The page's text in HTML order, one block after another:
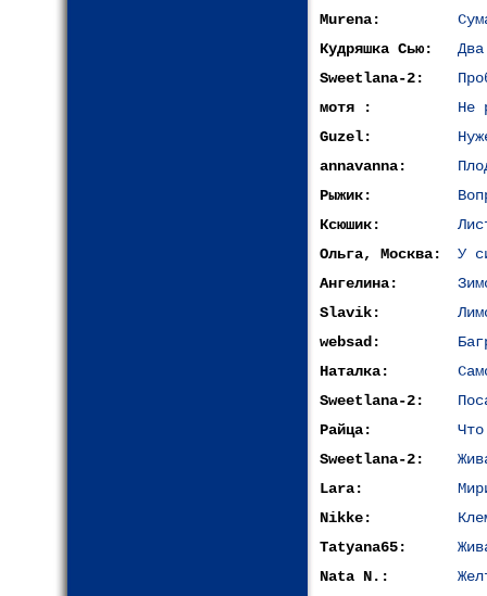
Murena:
Кудряшка Сью:
Sweetlana-2:
мотя :
Не
Guzel:
annavanna:
Рыжик:
Ксюшик:
Ольга, Москва:
У
Ангелина:
Slavik:
websad:
Наталка:
Sweetlana-2:
Райца:
Sweetlana-2:
Lara:
Nikke:
Tatyana65:
Nata N.: